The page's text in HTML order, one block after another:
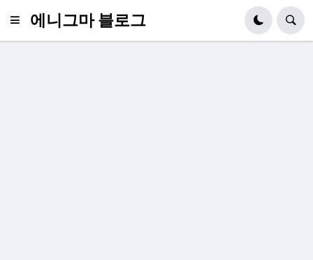
에니그마 블로그